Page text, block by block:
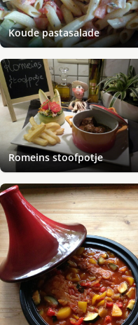
Koude pastasalade
Romeins stoofpotje